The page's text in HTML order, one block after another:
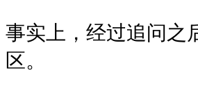
事实上，经过追问之
区。